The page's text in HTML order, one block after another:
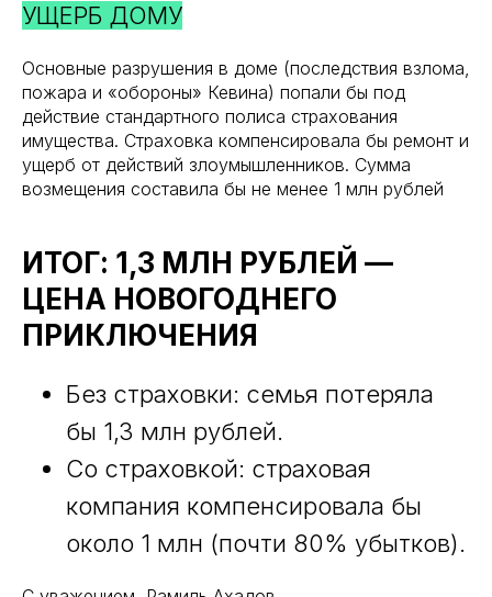
УЩЕРБ ДОМУ
Основные разрушения в доме (последствия взлома,
пожара и «обороны» Кевина) попали бы под
действие стандартного полиса страхования
имущества. Страховка компенсировала бы ремонт и
ущерб от действий злоумышленников. Сумма
возмещения составила бы не менее 1 млн рублей
ИТОГ: 1,3 МЛН РУБЛЕЙ —
ЦЕНА НОВОГОДНЕГО
ПРИКЛЮЧЕНИЯ
Без страховки: семья потеряла
бы 1,3 млн рублей.
Со страховкой: страховая
компания компенсировала бы
около 1 млн (почти 80% убытков).